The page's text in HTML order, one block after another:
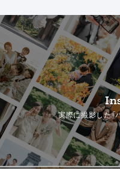
実際に撮影した「